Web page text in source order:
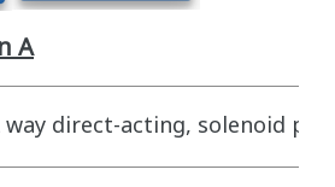
A
way direct-acting, solenoid